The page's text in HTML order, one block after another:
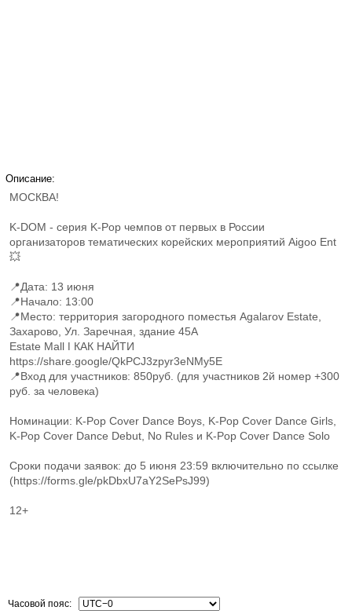
Описание:
МОСКВА!
K-DOM - серия K-Pop чемпов от первых в России
организаторов тематических корейских мероприятий Aigoo Ent
💥
📍Дата: 13 июня
📍Начало: 13:00
📍Место: территория загородного поместья Agalarov Estate,
Захарово, Ул. Заречная, здание 45А
Estate Mall ǀ КАК НАЙТИ
https://share.google/QkPCJ3zpyr3eNMy5E
📍Вход для участников: 850руб. (для участников 2й номер +300
руб. за человека)
Номинации: K-Pop Cover Dance Boys, K-Pop Cover Dance Girls,
K-Pop Cover Dance Debut, No Rules и K-Pop Cover Dance Solo
Сроки подачи заявок: до 5 июня 23:59 включительно по ссылке
(https://forms.gle/pkDbxU7aY2SePsJ99)
12+
Часовой пояс: